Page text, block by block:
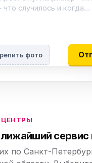
фото
сервис
по Санкт-